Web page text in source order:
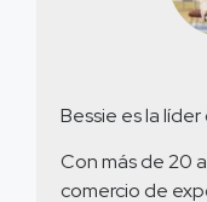
Bessie es la
Con más de 20
comercio de